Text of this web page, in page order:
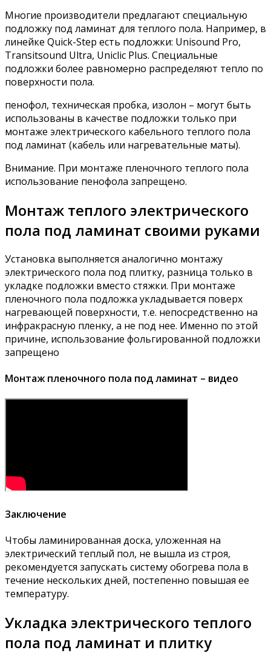
Многие производители предлагают специальную
подложку под ламинат для теплого пола. Например, в
линейке Quick-Step есть подложки: Unisound Pro,
Transitsound Ultra, Uniclic Plus. Специальные
подложки более равномерно распределяют тепло по
поверхности пола.
пенофол, техническая пробка, изолон – могут быть
использованы в качестве подложки только при
монтаже электрического кабельного теплого пола
под ламинат (кабель или нагревательные маты).
Внимание. При монтаже пленочного теплого пола
использование пенофола запрещено.
Монтаж теплого электрического
пола под ламинат своими руками
Установка выполняется аналогично монтажу
электрического пола под плитку, разница только в
укладке подложки вместо стяжки. При монтаже
пленочного пола подложка укладывается поверх
нагревающей поверхности, т.е. непосредственно на
инфракрасную пленку, а не под нее. Именно по этой
причине, использование фольгированной подложки
запрещено
Монтаж пленочного пола под ламинат – видео
Заключение
Чтобы ламинированная доска, уложенная на
электрический теплый пол, не вышла из строя,
рекомендуется запускать систему обогрева пола в
течение нескольких дней, постепенно повышая ее
температуру.
Укладка электрического теплого
пола под ламинат и плитку